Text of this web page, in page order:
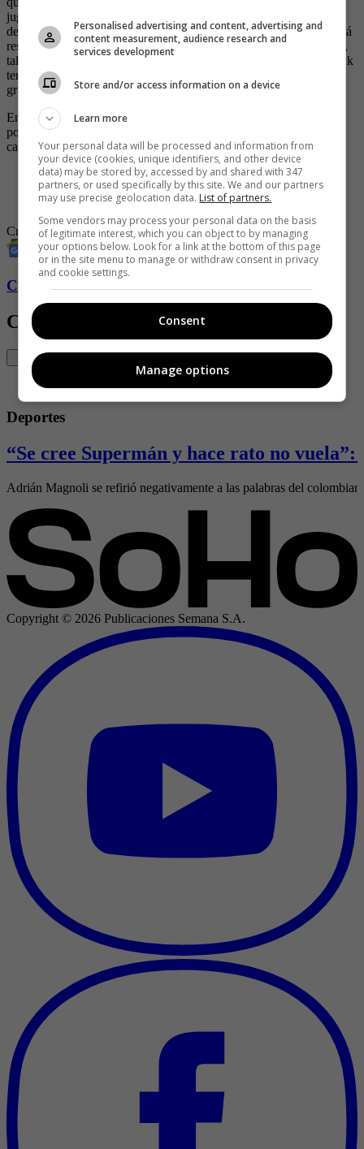
jugadores es a su técnico, el francés Rudi García. Él será quien
decida si debe o no jugar desde el inicio o no, algo que CR7 deberá
respetar, pues de lo contrario ya sabemos en lo que puede terminar,
tal y como sucedió cuando estaba en el Manchester United con Erik
ten Hag, quebrando su relación y generando bastante tensión en el
grupo.
En caso de que Cristiano esté en óptimas condiciones, el futbolista
podría debutar este
casa al Al Ta’ee para cumplir con la fecha 12 de la Liga Árabe.
-Cristiano Ronaldo y sus cinco joyas sobre ruedas
-Una moneda, el homenaje de Portugal a Cristiano Ronaldo
por su gol 900
Cristiano RonaldoAl-NassrFútbol
Conozca más de Soho aquí
Contenido Relacionado
Deportes
“Se cree Supermán y hace rato no
Adrián Magnoli se refirió negativamente a las palabras del
Copyright © 2026 Publicaciones Semana S.A.
Personalised advertising and content, advertising and
content measurement, audience research and
services development
Store and/or access information on a device
Learn more
Your personal data will be processed and information from
your device (cookies, unique identifiers, and other device
data) may be stored by, accessed by and shared with 347
partners, or used specifically by this site. We and our partners
may use precise geolocation data. List of partners.
Some vendors may process your personal data on the basis
of legitimate interest, which you can object to by managing
your options below. Look for a link at the bottom of this page
or in the site menu to manage or withdraw consent in privacy
and cookie settings.
Consent
Manage options